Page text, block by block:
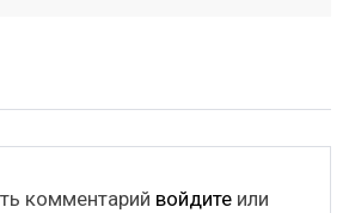
комментарий войдите или